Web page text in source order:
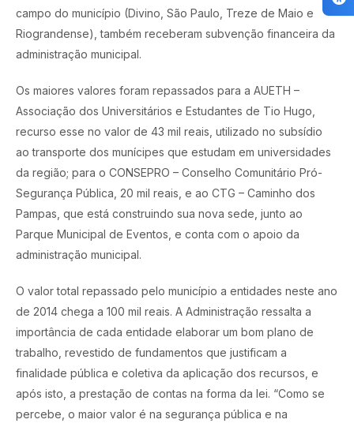
campo do município (Divino, São Paulo, Treze de Maio e
Riograndense), também receberam subvenção financeira da
administração municipal.
Os maiores valores foram repassados para a AUETH –
Associação dos Universitários e Estudantes de Tio Hugo,
recurso esse no valor de 43 mil reais, utilizado no subsídio
ao transporte dos munícipes que estudam em universidades
da região; para o CONSEPRO – Conselho Comunitário Pró-
Segurança Pública, 20 mil reais, e ao CTG – Caminho dos
Pampas, que está construindo sua nova sede, junto ao
Parque Municipal de Eventos, e conta com o apoio da
administração municipal.
O valor total repassado pelo município a entidades neste ano
de 2014 chega a 100 mil reais. A Administração ressalta a
importância de cada entidade elaborar um bom plano de
trabalho, revestido de fundamentos que justificam a
finalidade pública e coletiva da aplicação dos recursos, e
após isto, a prestação de contas na forma da lei. “Como se
percebe, o maior valor é na segurança pública e na